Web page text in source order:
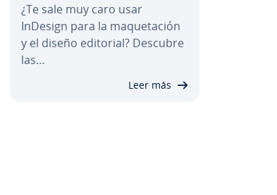
¿Te sale muy caro usar
InDesign para la ma­que­ta­ción
y el diseño editorial? Descubre
las…
Leer más